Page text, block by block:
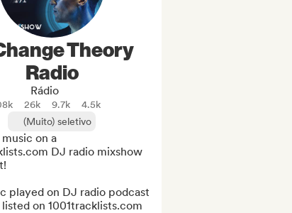
Theory
Radio
Rádio
26k 9.7k
4.5k
(Muito) seletivo
on a
DJ radio mixshow
played on DJ radio podcast
listed on 1001tracklists.com